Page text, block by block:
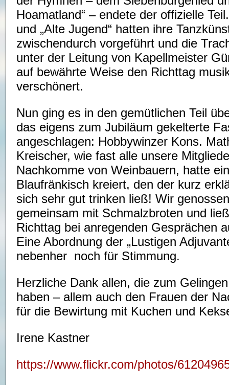
Hoamatland“ – endete der offizielle
und „Alte Jugend“ hatten ihre
zwischendurch vorgeführt und die
unter der Leitung von Kapellmeister
auf bewährte Weise den Richttag
verschönert.
Nun ging es in den gemütlichen Teil
das eigens zum Jubiläum gekelterte
angeschlagen: Hobbywinzer Kons.
Kreischer, wie fast alle unsere
Nachkomme von Weinbauern, hatte
Blaufränkisch kreiert, den der kurz
sich sehr gut trinken ließ! Wir
gemeinsam mit Schmalzbroten und
Richttag bei anregenden Gesprächen
Eine Abordnung der „Lustigen
nebenher noch für Stimmung.
Herzliche Dank allen, die zum
haben – allem auch den Frauen der
für die Bewirtung mit Kuchen und
Irene Kastner
https://www.flickr.com/photos/